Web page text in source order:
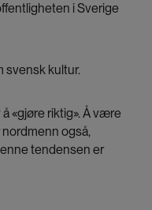
i Sverige
svensk kultur.
«gjøre riktig». Å være
også,
tendensen er